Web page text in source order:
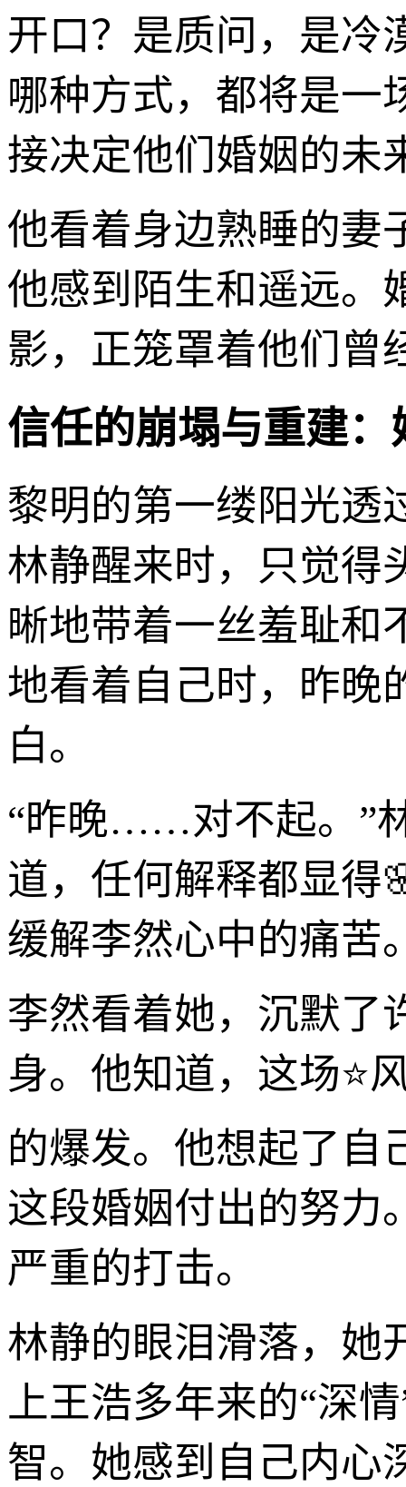
开口？是质问，是冷
哪种方式，都将是一
接决定他们婚姻的未
他看着身边熟睡的妻
他感到陌生和遥远。
影，正笼罩着他们曾
信任的崩塌与重建
黎明的第一缕阳光透
林静醒来时，只觉得
晰地带着一丝羞耻和
地看着自己时，昨晚
白。
“昨晚……对不起。”
道，任何解释都显得
缓解李然心中的痛苦
李然看着她，沉默了
身。他知道，这场⭐
的爆发。他想起了自
这段婚姻付出的努力
严重的打击。
林静的眼泪滑落，她
上王浩多年来的“深
智。她感到自己内心